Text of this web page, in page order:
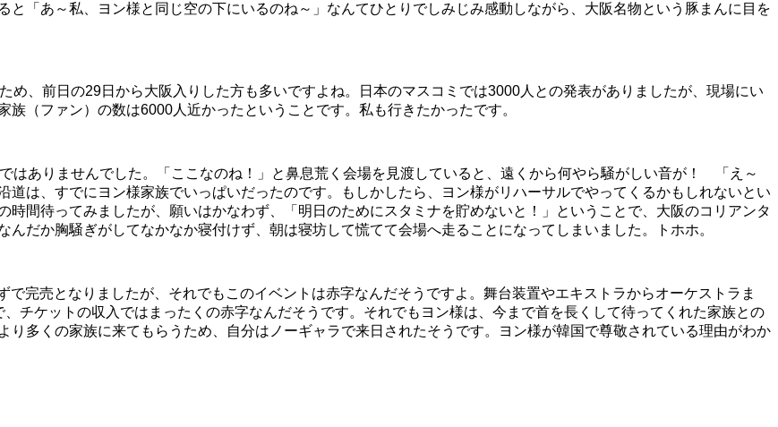
「あ～私、ヨン様と同じ空の下にいるのね～」なんてひとりでしみじみ感動しながら、大阪名物という豚まんに目を
め、前日の29日から大阪入りした方も多いですよね。日本のマスコミでは3000人との発表がありましたが、現場にい
（ファン）の数は6000人近かったということです。私も行きたかったです。
はありませんでした。「ここなのね！」と鼻息荒く会場を見渡していると、遠くから何やら騒がしい音が！ 「え～
道は、すでにヨン様家族でいっぱいだったのです。もしかしたら、ヨン様がリハーサルでやってくるかもしれないとい
間待ってみましたが、願いはかなわず、「明日のためにスタミナを貯めないと！」ということで、大阪のコリアンタ
だか胸騒ぎがしてなかなか寝付けず、朝は寝坊して慌てて会場へ走ることになってしまいました。トホホ。
完売となりましたが、それでもこのイベントは赤字なんだそうですよ。舞台装置やエキストラからオーケストラま
チケットの収入ではまったくの赤字なんだそうです。それでもヨン様は、今まで首を長くして待ってくれた家族との
多くの家族に来てもらうため、自分はノーギャラで来日されたそうです。ヨン様が韓国で尊敬されている理由がわか